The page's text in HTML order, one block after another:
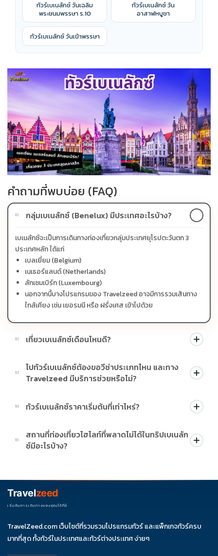
ทัวร์เบเนลักซ์ วันเฉลิม
พระชนมพรรษา ร.10
ทัวร์เบเนลักซ์ วัน
อาสาฬหบูชา
ทัวร์เบเนลักซ์ วันเข้าพรรษา
คำถามที่พบบ่อย (FAQ)
01 กลุ่มเบเนลักซ์ (Benelux) มีประเทศอะไรบ้าง?
เบเนลักซ์จะเป็นการเดินทางท่องเที่ยวกลุ่มประเทศยุโรปตะวันตก 3
ประเทศหลัก ได้แก่
เบลเยี่ยม (Belgium)
เนเธอร์แลนด์ (Netherlands)
ลักเซมเบิร์ก (Luxembourg)
นอกจากนี้บางโปรแกรมของ Travelzeed อาจมีการรวมเส้นทาง
ใกล้เคียง เช่น เยอรมนี หรือ ฝรั่งเศส เข้าไปด้วย
02 เที่ยวเบเนลักซ์เดือนไหนดี?
ช่วงที่ยอดนิยมที่สุดคือ
ช่วงฤดูใบไม้ผลิ (ปลายเดือนมีนาคม - พฤษภาคม) เป็นช่วงที่ สวน
เคอเคนฮอฟ (Keukenhof) เปิดให้ชมดอกทิวลิปบาน
เปลี่ยนสีและอากาศที่เย็นสบายประมาณ 10-20 องศา
03
ไปทัวร์เบเนลักซ์ต้องขอวีซ่าประเภทไหน และทาง
Travelzeed มีบริการช่วยหรือไม่?
กลุ่มประเทศเบเนลักซ์ต้องใช้ วีซ่าเชงเก้น (Schengen Visa) จะขอจาก
ประเทศที่อยู่ที่สุดในทริป สำหรับลูกค้าที่จองทัวร์กับ Travelzeed เรามี
คิวสถานทูตให้อย่างครบวงจร
04 ทัวร์เบเนลักซ์ราคาเริ่มต้นที่เท่าไหร่?
ราคาเริ่มต้นสำหรับทัวร์เบเนลักซ์ที่ Travelzeed มีความหลากหลาย ขึ้น
อยู่กับจำนวนวันและสายการบิน โดยปกติจะเริ่มต้นที่ประมาณ 65,000
- 134,900 บาท ราคานี้มักรวมตั๋วเครื่องบิน ที่พัก อาหารตามรายการ
05
สถานที่ท่องเที่ยวไฮไลท์ที่พลาดไม่ได้ในทริปเบเนลัก
ซ์มีอะไรบ้าง?
เนเธอร์แลนด์: หมู่บ้านกังหันลมซานสคันส์, หมู่บ้านไร้ถนนกีธูร์น และ
การล่องเรือหลังคากระจกที่อัมสเตอร์ดัม
เบลเยี่ยม: จัตุรัสแกรนด์เพลซ (Grand Place) ที่สวยที่สุดในยุโรป
ลักเซมเบิร์ก: ชมวิวป้อมปราการประวัติศาสตร์และย่านเมืองเก่าที่มี
เสน่ห์
Travelzeed
เริ่มต้นการเดินทางของคุณได้ที่นี่
TravelZeed.com เว็บไซต์ที่รวมรวมโปรแกรมทัวร์ และแพ็กเกจทัวร์ครบ
มากที่สุด ทั้งทัวร์ในประเทศและทัวร์ต่างประเทศ ง่ายๆ